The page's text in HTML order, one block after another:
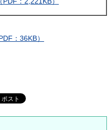
：36KB）